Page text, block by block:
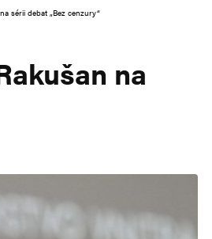
sérii debat „Bez cenzury“
na